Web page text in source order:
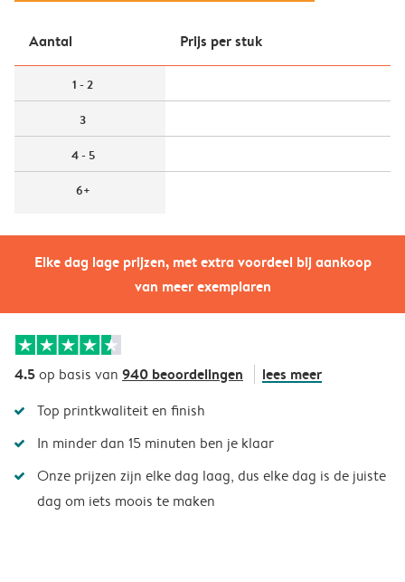
Elke dag lage prijzen, met extra voordeel bij aankoop
van meer exemplaren
Aantal Prijs per stuk
1 - 2
3
4 - 5
6+
4.5op basis van 940 beoordelingen lees meer
Top printkwaliteit en finish
In minder dan 15 minuten ben je klaar
Onze prijzen zijn elke dag laag, dus elke dag is de juiste
dag om iets moois te maken